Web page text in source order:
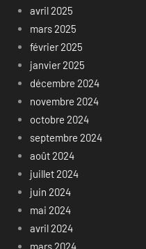
avril 2025
mars 2025
février 2025
janvier 2025
décembre 2024
novembre 2024
octobre 2024
septembre 2024
août 2024
juillet 2024
juin 2024
mai 2024
avril 2024
mars 2024